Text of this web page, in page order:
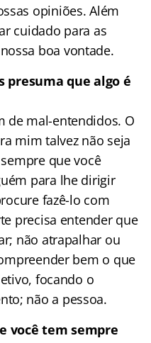
opiniões. Além
cuidado para as
boa vontade.
presuma que algo é
de mal-entendidos. O
mim talvez não seja
que você
para lhe dirigir
fazê-lo com
precisa entender que
não atrapalhar ou
bem o que
focando o
não a pessoa.
você tem sempre